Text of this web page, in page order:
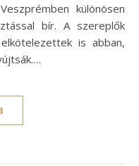
különösen
bír. A szereplők
is abban,